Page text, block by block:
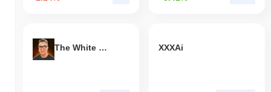
The White Bull XXXAi